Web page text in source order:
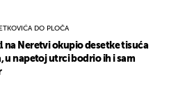
DO PLOČA
na Neretvi okupio desetke tisuća
u napetoj utrci bodrio ih i sam